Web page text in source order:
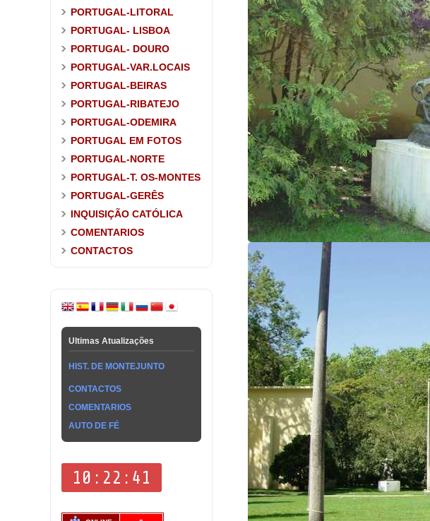
PORTUGAL-LITORAL
PORTUGAL- LISBOA
PORTUGAL- DOURO
PORTUGAL-VAR.LOCAIS
PORTUGAL-BEIRAS
PORTUGAL-RIBATEJO
PORTUGAL-ODEMIRA
PORTUGAL EM FOTOS
PORTUGAL-NORTE
PORTUGAL-T. OS-MONTES
PORTUGAL-GERÊS
INQUISIÇÃO CATÓLICA
COMENTARIOS
CONTACTOS
Ultimas Atualizações
HIST. DE MONTEJUNTO
CONTACTOS
COMENTARIOS
AUTO DE FÉ